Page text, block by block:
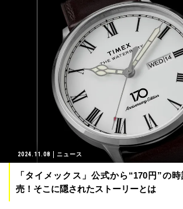
2024.11.08 ニュース
「タイメックス」公式から“170円”の
売！そこに隠されたストーリーとは